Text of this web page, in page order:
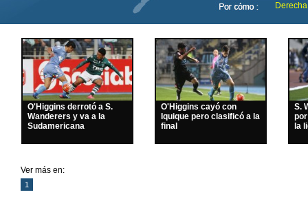
Derecha
O'Higgins derrotó a S.
Wanderers y va a la
Sudamericana
O'Higgins cayó con
Iquique pero clasificó a la
final
S.
la
Ver más en:
1